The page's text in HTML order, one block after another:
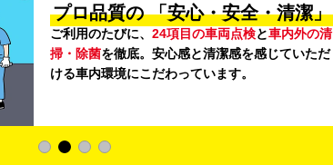
プロ品質の 「安心・安全・清潔」
ご利用のたびに、 24項目の車両点検と車内外の清
掃・除菌を徹底。安心感と清潔感を感じていただ
ける車内環境にこだわっています。